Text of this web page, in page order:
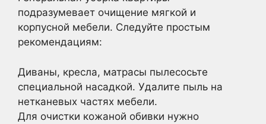
подразумевает очищение мягкой и
корпусной мебели. Следуйте простым
рекомендациям:
Диваны, кресла, матрасы пылесосьте
специальной насадкой. Удалите пыль на
нетканевых частях мебели.
Для очистки кожаной обивки нужно